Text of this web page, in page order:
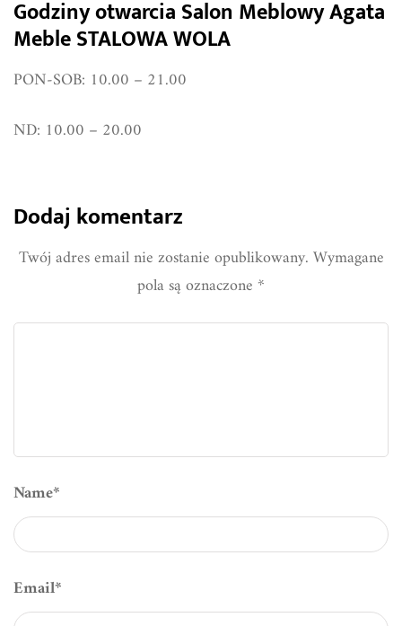
Godziny otwarcia Salon Meblowy Agata
Meble STALOWA WOLA
PON-SOB: 10.00 – 21.00
ND: 10.00 – 20.00
Dodaj komentarz
Twój adres email nie zostanie opublikowany.Wymagane
pola są oznaczone*
Name*
Email*